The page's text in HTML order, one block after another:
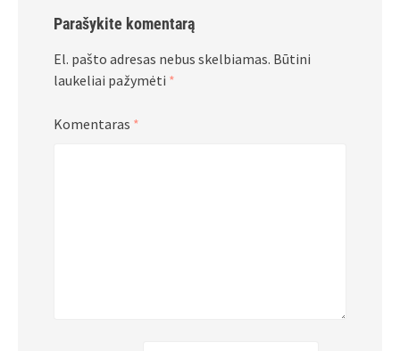
Parašykite komentarą
El. pašto adresas nebus skelbiamas. Būtini
laukeliai pažymėti *
Komentaras *